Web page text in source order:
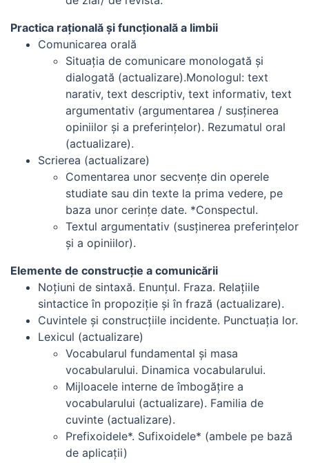
Practica raţională şi funcţională a limbii
Comunicarea orală
Situaţia de comunicare monologată şi
dialogată (actualizare).Monologul: text
narativ, text descriptiv, text informativ, text
argumentativ (argumentarea / susţinerea
opiniilor şi a preferinţelor). Rezumatul oral
(actualizare).
Scrierea (actualizare)
Comentarea unor secvenţe din operele
studiate sau din texte la prima vedere, pe
baza unor cerinţe date. *Conspectul.
Textul argumentativ (susţinerea preferinţelor
şi a opiniilor).
Elemente de construcţie a comunicării
Noţiuni de sintaxă. Enunţul. Fraza. Relaţiile
sintactice în propoziţie şi în frază (actualizare).
Cuvintele şi construcţiile incidente. Punctuaţia lor.
Lexicul (actualizare)
Vocabularul fundamental şi masa
vocabularului. Dinamica vocabularului.
Mijloacele interne de îmbogăţire a
vocabularului (actualizare). Familia de
cuvinte (actualizare).
Prefixoidele*. Sufixoidele* (ambele pe bază
de aplicaţii)